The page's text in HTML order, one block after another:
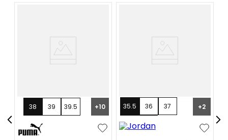
38 39 39.5 +10 35.5 36 37
37.5 38
+2